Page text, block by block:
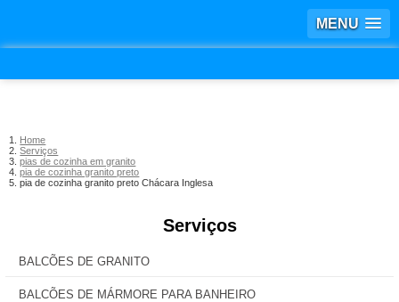
MENU
Home
Serviços
pias de cozinha em granito
pia de cozinha granito preto
pia de cozinha granito preto Chácara Inglesa
Serviços
BALCÕES DE GRANITO
BALCÕES DE MÁRMORE PARA BANHEIRO